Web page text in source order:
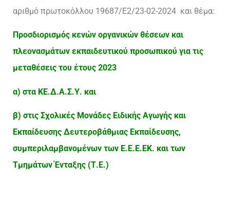
αριθμό πρωτοκόλλου 19687/Ε2/23-02-2024 και θέμα:
Προσδιορισμός κενών οργανικών θέσεων και
πλεονασμάτων εκπαιδευτικού προσωπικού για τις
μεταθέσεις του έτους 2023
α) στα ΚΕ.Δ.Α.Σ.Υ. και
β) στις Σχολικές Μονάδες Ειδικής Αγωγής και
Εκπαίδευσης Δευτεροβάθμιας Εκπαίδευσης,
συμπεριλαμβανομένων των Ε.Ε.Ε.ΕΚ. και των
Τμημάτων Ένταξης (Τ.Ε.)